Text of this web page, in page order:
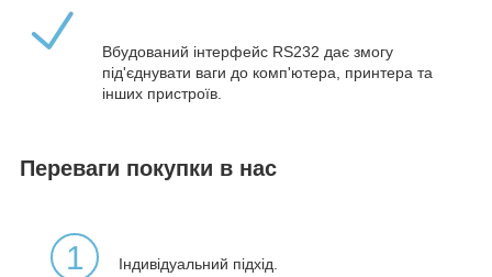
Вбудований інтерфейс RS232 дає змогу
під'єднувати ваги до комп'ютера, принтера та
інших пристроїв.
Переваги покупки в нас
1 Індивідуальний підхід.